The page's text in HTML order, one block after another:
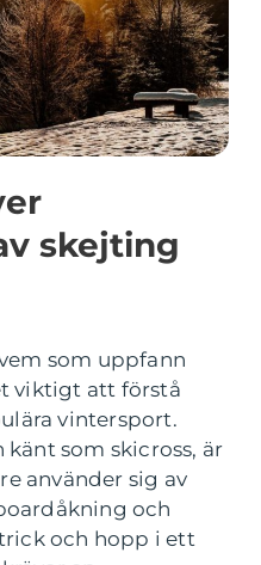
skejting
som uppfann
viktigt att förstå
vintersport.
som skicross, är
använder sig av
och
och hopp i ett